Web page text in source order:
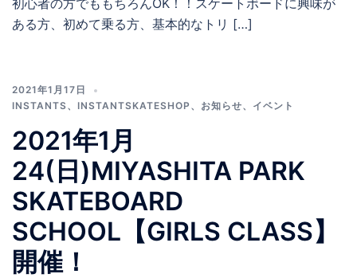
初心者の方でももちろんOK！！スケートボードに興味が
ある方、初めて乗る方、基本的なトリ […]
2021年1月17日
INSTANTS、 INSTANTSKATESHOP 、 お知らせ、 イベント
2021年1月
24(日)MIYASHITA PARK
SKATEBOARD
SCHOOL【GIRLS CLASS】
開催！